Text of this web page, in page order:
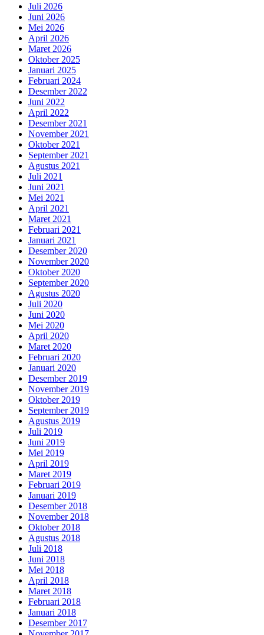
Juli 2026
Juni 2026
Mei 2026
April 2026
Maret 2026
Oktober 2025
Januari 2025
Februari 2024
Desember 2022
Juni 2022
April 2022
Desember 2021
November 2021
Oktober 2021
September 2021
Agustus 2021
Juli 2021
Juni 2021
Mei 2021
April 2021
Maret 2021
Februari 2021
Januari 2021
Desember 2020
November 2020
Oktober 2020
September 2020
Agustus 2020
Juli 2020
Juni 2020
Mei 2020
April 2020
Maret 2020
Februari 2020
Januari 2020
Desember 2019
November 2019
Oktober 2019
September 2019
Agustus 2019
Juli 2019
Juni 2019
Mei 2019
April 2019
Maret 2019
Februari 2019
Januari 2019
Desember 2018
November 2018
Oktober 2018
Agustus 2018
Juli 2018
Juni 2018
Mei 2018
April 2018
Maret 2018
Februari 2018
Januari 2018
Desember 2017